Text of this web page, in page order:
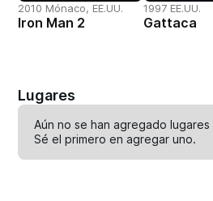
2010 Mónaco, EE.UU.
Iron Man 2
1997 EE.UU.
Gattaca
Lugares
Aún no se han agregado
Sé el primero enagregar uno.